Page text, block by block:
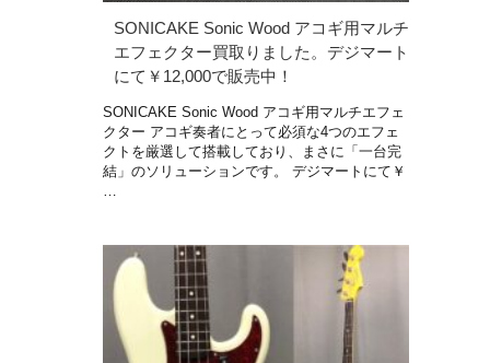
SONICAKE Sonic Wood アコギ用マルチ
エフェクター買取りました。デジマート
にて￥12,000で販売中！
SONICAKE Sonic Wood アコギ用マルチエフェ
クター アコギ奏者にとって必須な4つのエフェ
クトを厳選して搭載しており、まさに「一台完
結」のソリューションです。 デジマートにて￥